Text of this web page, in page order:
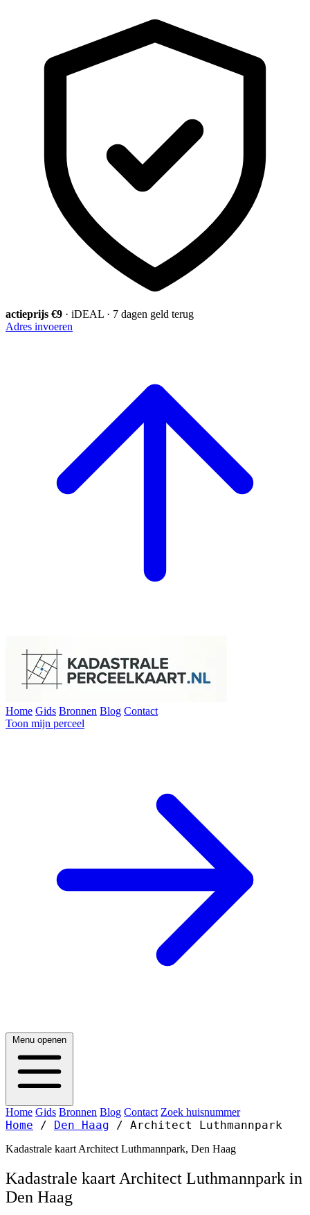
actieprijs €9 · iDEAL · 7 dagen geld terug
Adres invoeren
Home Gids Bronnen Blog Contact
Toon mijn perceel
Menu openen
Home Gids Bronnen Blog Contact Zoek huisnummer
Home / Den Haag / Architect Luthmannpark
Kadastrale kaart Architect Luthmannpark, Den Haag
Kadastrale kaart Architect Luthmannpark in
Den Haag